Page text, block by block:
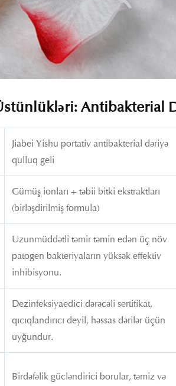
Antibakterial
Jiabei Yishu portativ antibakterial dəriyə
qulluq geli
Gümüş ionları + təbii bitki ekstraktları
(birləşdirilmiş formula)
Uzunmüddətli təmir təmin edən üç növ
patogen bakteriyaların yüksək effektiv
inhibisyonu.
Dezinfeksiyaedici dərəcəli sertifikat,
qıcıqlandırıcı deyil, həssas dərilər üçün
uyğundur.
Birdəfəlik gücləndirici borular, təmiz və